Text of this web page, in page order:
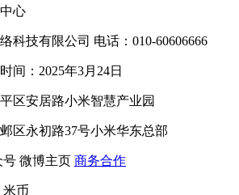
心
科技有限公司 电话：010-60606666
间：2025年3月24日
区安居路小米智慧产业园
区永初路37号小米华东总部
号 微博主页 商务合作
米币